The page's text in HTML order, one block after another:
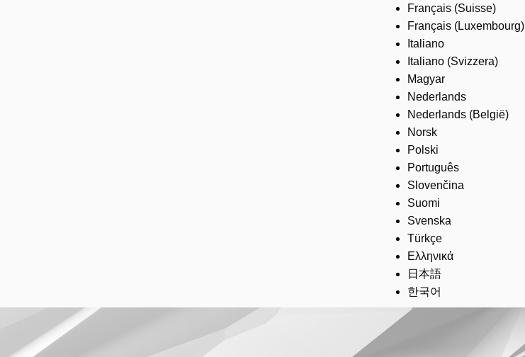
Français (Suisse)
Français (Luxembourg)
Italiano
Italiano (Svizzera)
Magyar
Nederlands
Nederlands (België)
Norsk
Polski
Português
Slovenčina
Suomi
Svenska
Türkçe
Ελληνικά
日本語
한국어